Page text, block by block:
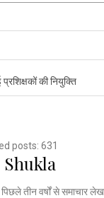
की नियुक्ति
posts: 631
तीन वर्षों से समाचार